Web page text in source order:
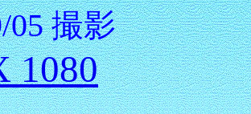
05 撮影
1080